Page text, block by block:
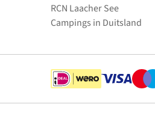
RCN Laacher See
Campings in Duitsland